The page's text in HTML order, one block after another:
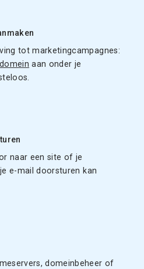
tot marketingcampagnes:
aan onder je
naar een site of je
e-mail doorsturen kan
domeinbeheer of